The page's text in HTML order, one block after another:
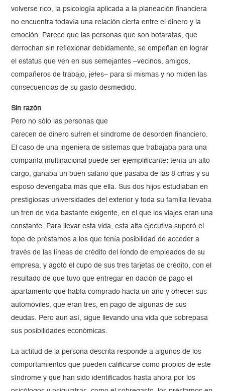
volverse rico, la psicología aplicada a la planeación financiera
no encuentra todavía una relación cierta entre el dinero y la
emoción. Parece que las personas que son botaratas, que
derrochan sin reflexionar debidamente, se empeñan en lograr
el estatus que ven en sus semejantes –vecinos, amigos,
compañeros de trabajo, jefes– para sí mismas y no miden las
consecuencias de su gasto desmedido.
Sin razón
Pero no sólo las personas que
carecen de dinero sufren el síndrome de desorden financiero.
El caso de una ingeniera de sistemas que trabajaba para una
compañía multinacional puede ser ejemplificante: tenía un alto
cargo, ganaba un buen salario que pasaba de las 8 cifras y su
esposo devengaba más que ella. Sus dos hijos estudiaban en
prestigiosas universidades del exterior y toda su familia llevaba
un tren de vida bastante exigente, en el que los viajes eran una
constante. Para llevar esta vida, esta alta ejecutiva superó el
tope de préstamos a los que tenía posibilidad de acceder a
través de las líneas de crédito del fondo de empleados de su
empresa, y agotó el cupo de sus tres tarjetas de crédito, con el
resultado de que tuvo que entregar en dación de pago el
apartamento que había comprado hacía un año y ofrecer sus
automóviles, que eran tres, en pago de algunas de sus
deudas. Pero aun así, sigue llevando una vida que sobrepasa
sus posibilidades económicas.
La actitud de la persona descrita responde a algunos de los
comportamientos que pueden calificarse como propios de este
síndrome y que han sido identificados hasta ahora por los